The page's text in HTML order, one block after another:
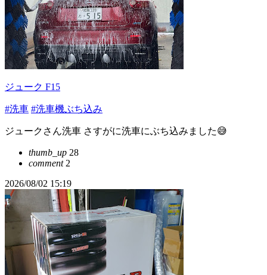
ジューク F15
#洗車 #洗車機ぶち込み
ジュークさん洗車 さすがに洗車にぶち込みました😅
thumb_up 28
comment2
2026/08/02 15:19